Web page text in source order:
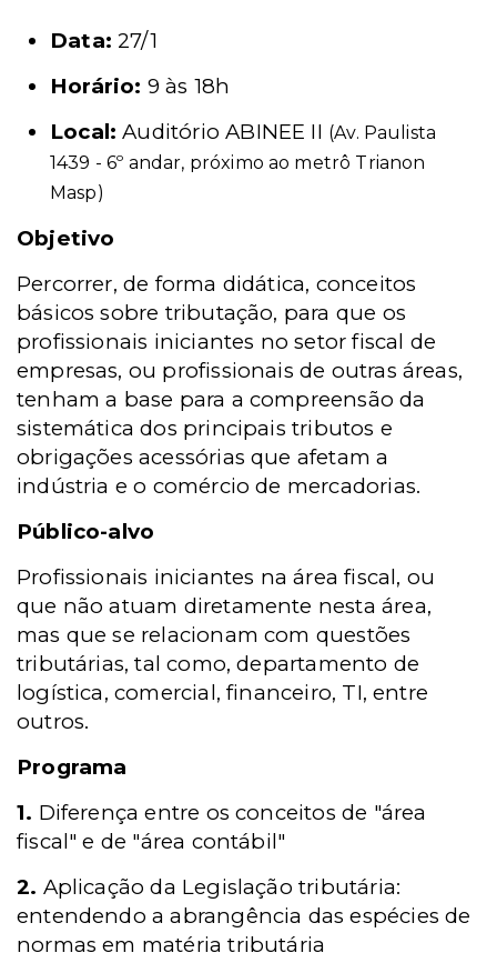
Data: 27/1
Horário: 9 às 18h
Local: Auditório ABINEE II (Av. Paulista
1439 - 6º andar, próximo ao metrô Trianon
Masp)
Objetivo
Percorrer, de forma didática, conceitos
básicos sobre tributação, para que os
profissionais iniciantes no setor fiscal de
empresas, ou profissionais de outras áreas,
tenham a base para a compreensão da
sistemática dos principais tributos e
obrigações acessórias que afetam a
indústria e o comércio de mercadorias.
Público-alvo
Profissionais iniciantes na área fiscal, ou
que não atuam diretamente nesta área,
mas que se relacionam com questões
tributárias, tal como, departamento de
logística, comercial, financeiro, TI, entre
outros.
Programa
1. Diferença entre os conceitos de "área
fiscal" e de "área contábil"
2. Aplicação da Legislação tributária:
entendendo a abrangência das espécies de
normas em matéria tributária